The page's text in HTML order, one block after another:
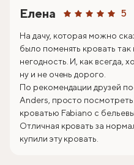
Елена 5
На дачу, которая можно
было поменять кровать
негодность. И, как всегда,
ну и не очень дорого.
По рекомендации друзей
Anders, просто
кроватью Fabiano с
Отличная кровать за
купили эту кровать.